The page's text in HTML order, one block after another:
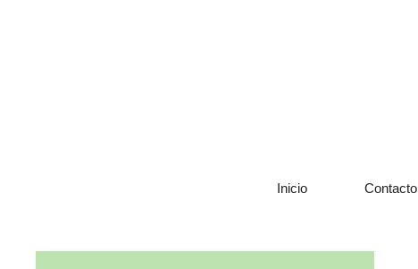
Inicio Contacto